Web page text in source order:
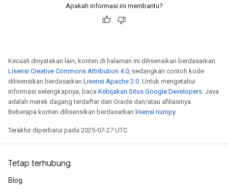
Apakah informasi ini membantu?
Kecuali dinyatakan lain, konten di halaman ini dilisensikan berdasarkan
Lisensi Creative Commons Attribution 4.0, sedangkan contoh kode
dilisensikan berdasarkan Lisensi Apache 2.0. Untuk mengetahui
informasi selengkapnya, baca Kebijakan Situs Google Developers. Java
adalah merek dagang terdaftar dari Oracle dan/atau afiliasinya.
Beberapa konten dilisensikan berdasarkan lisensi numpy.
Terakhir diperbarui pada 2025-07-27 UTC.
Tetap terhubung
Blog